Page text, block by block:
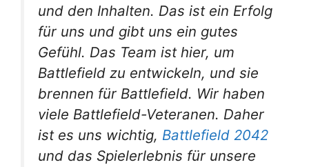
und den Inhalten. Das ist ein Erfolg
für uns und gibt uns ein gutes
Gefühl. Das Team ist hier, um
Battlefield zu entwickeln, und sie
brennen für Battlefield. Wir haben
viele Battlefield-Veteranen. Daher
ist es uns wichtig, Battlefield 2042
und das Spielerlebnis für unsere